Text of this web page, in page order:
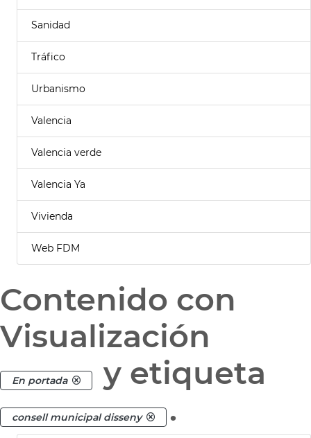
Sanidad
Tráfico
Urbanismo
Valencia
Valencia verde
Valencia Ya
Vivienda
Web FDM
Contenido con
Visualización
En portada y etiqueta
consell municipal disseny .